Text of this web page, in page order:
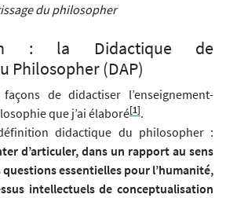
du philosopher
: la Didactique de
Philosopher (DAP)
de didactiser l’enseignement-
que j’ai élaboré[1].
didactique du philosopher :
d’articuler, dans un rapport au sens
essentielles pour l’humanité,
intellectuels de conceptualisation